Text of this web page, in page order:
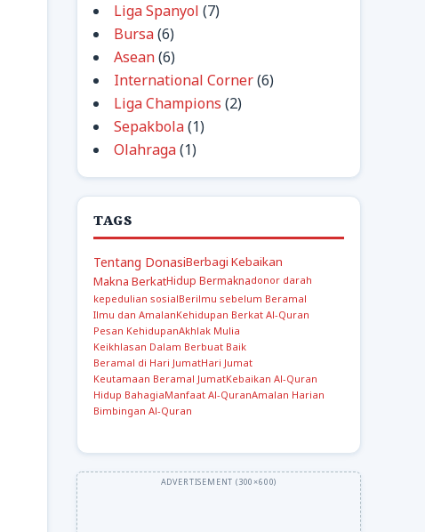
Liga Spanyol (7)
Bursa(6)
Asean(6)
International Corner(6)
Liga Champions (2)
Sepakbola(1)
Olahraga(1)
TAGS
Tentang DonasiBerbagi Kebaikan
Makna BerkatHidup Bermaknadonor darah
kepedulian sosialBerilmu sebelum Beramal
Ilmu dan AmalanKehidupan Berkat Al-Quran
Pesan KehidupanAkhlak Mulia
Keikhlasan Dalam Berbuat Baik
Beramal di Hari JumatHari Jumat
Keutamaan Beramal JumatKebaikan Al-Quran
Hidup BahagiaManfaat Al-QuranAmalan Harian
Bimbingan Al-Quran